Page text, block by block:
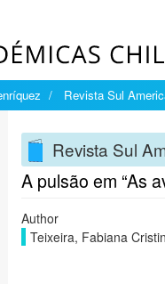
Revista Sul
Revista Sul
A pulsão em “As
Author
Teixeira, Fabiana